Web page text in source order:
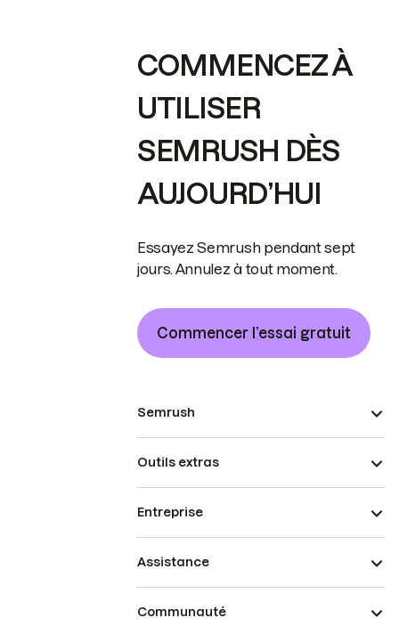
COMMENCEZ À
UTILISER
SEMRUSH DÈS
AUJOURD’HUI
Essayez Semrush pendant sept
jours. Annulez à tout moment.
Commencer l’essai gratuit
Semrush
Outils extras
Entreprise
Assistance
Communauté